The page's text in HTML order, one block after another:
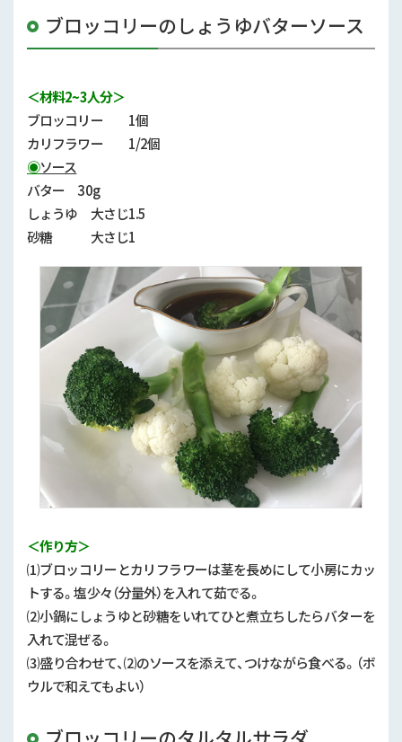
ブロッコリーのしょうゆバターソース
＜材料2~3人分＞
ブロッコリー 1個
カリフラワー 1/2個
◉ソース
バター 30g
しょうゆ 大さじ1.5
砂糖 大さじ1
＜作り方＞
⑴ブロッコリーとカリフラワーは茎を長めにして小房にカッ
トする。塩少々（分量外）を入れて茹でる。
⑵小鍋にしょうゆと砂糖をいれてひと煮立ちしたらバターを
入れて混ぜる。
⑶盛り合わせて、⑵のソースを添えて、つけながら食べる。（ボ
ウルで和えてもよい）